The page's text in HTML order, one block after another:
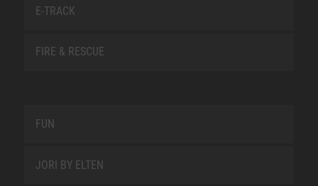
E-TRACK
FIRE & RESCUE
FUN
JORI BY ELTEN